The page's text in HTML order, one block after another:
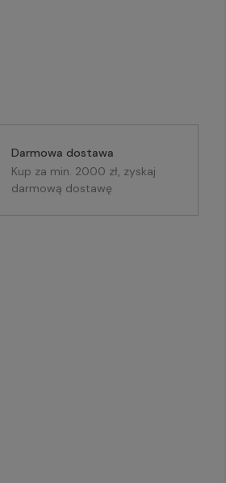
Darmowa dostawa
Kup za min. 2000 zł, zyskaj
darmową dostawę